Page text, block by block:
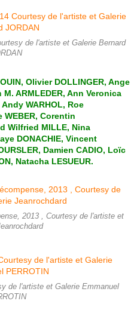
de l'artiste et Galerie Bernard
Olivier DOLLINGER, Ange
ARMLEDER, Ann Veronica
WARHOL, Roe
WEBER, Corentin
Wilfried MILLE, Nina
DONACHIE, Vincent
Damien CADIO, Loïc
Natacha LESUEUR.
2013 , Courtesy de l'artiste et
de l'artiste et Galerie Emmanuel